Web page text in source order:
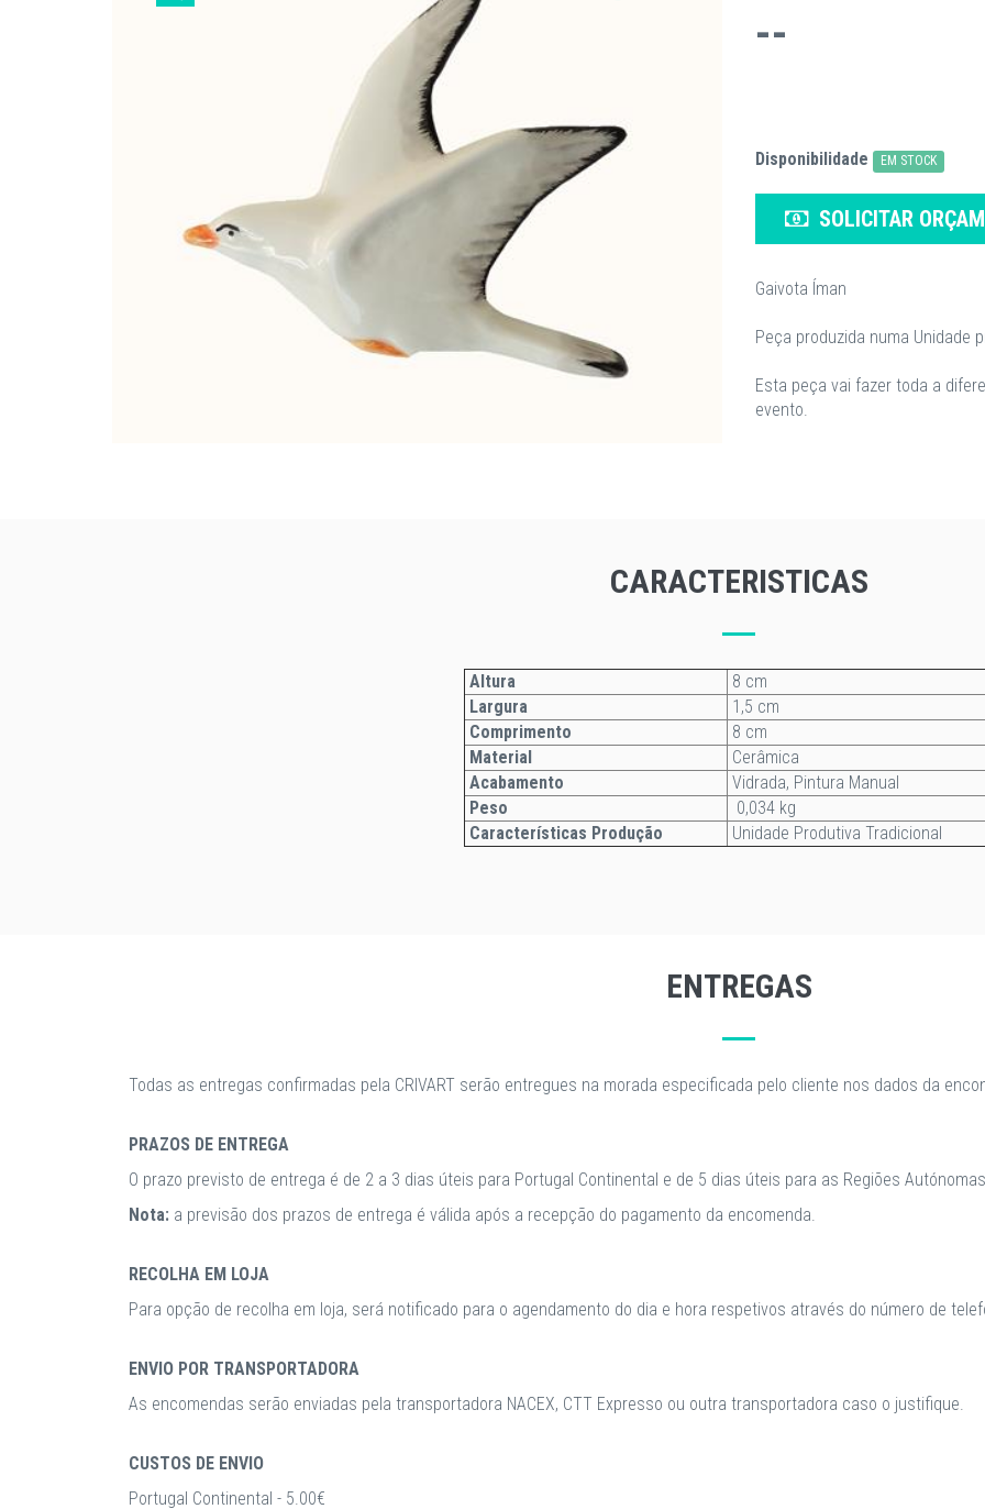
--
Disponibilidade EM STOCK
SOLICITAR
Gaivota Íman
Peça produzida numa Unidade
Esta peça vai fazer toda a
evento.
CARACTERISTICAS
Altura
8 cm
Largura
1,5 cm
Comprimento
8 cm
Material
Cerâmica
Acabamento
Vidrada, Pintura Manual
Peso
0,034 kg
Características Produção
Unidade Produtiva Tradicional
ENTREGAS
Todas as entregas confirmadas pela CRIVART serão entregues na morada especificada pelo cliente nos dados da
PRAZOS DE ENTREGA
O prazo previsto de entrega é de 2 a 3 dias úteis para Portugal Continental e de 5 dias úteis para as Regiões
Nota: a previsão dos prazos de entrega é válida após a recepção do pagamento da encomenda.
RECOLHA EM LOJA
Para opção de recolha em loja, será notificado para o agendamento do dia e hora respetivos através do número de
ENVIO POR TRANSPORTADORA
As encomendas serão enviadas pela transportadora NACEX, CTT Expresso ou outra transportadora caso o justifique.
CUSTOS DE ENVIO
Portugal Continental - 5.00€